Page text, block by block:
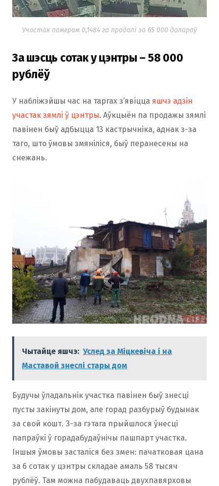
Участак памерам 0,1484 га прадалі за 65 000 долараў
За шэсць сотак у цэнтры – 58 000
рублёў
У набліжэйшы час на таргах з’явіцца яшчэ адзін
участак зямлі ў цэнтры. Аўкцыён па продажы зямлі
павінен быў адбыцца 13 кастрычніка, аднак з-за
таго, што ўмовы змяніліся, быў перанесены на
снежань.
Чытайце яшчэ: Услед за Міцкевіча і на
Маставой знеслі стары дом
Будучы ўладальнік участка павінен быў знесці
пусты закінуты дом, але горад разбурыў будынак
за свой кошт. З-за гэтага прыйшлося ўнесці
папраўкі ў горадабудаўнічы пашпарт участка.
Іншыя ўмовы засталіся без змен: пачатковая цана
за 6 сотак у цэнтры складае амаль 58 тысяч
рублёў. Там можна пабудаваць двухпавярховы